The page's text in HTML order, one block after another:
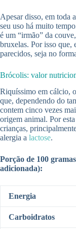
Apesar disso, em toda
seu uso há muito
é um “irmão” da
bruxelas. Por isso que,
parecidos, seja no
Brócolis: valor
Riquíssimo em cálcio,
que, dependendo do
contem cinco vezes
origem animal. Por
crianças,
alergia a lactose.
Porção de 100
adicionada):
Energia
Carboidratos